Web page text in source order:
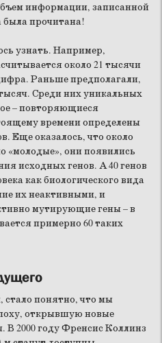
информации, записанной
была прочитана!
узнать. Например,
около 21 тысячи
Раньше предполагали,
тысяч. Среди них уникальных
– повторяющиеся
времени определены
Еще оказалось, что около
«молодые», они появились
исходных генов. А 40 генов
как биологического вида
их неактивными, и
мутирующие гены – в
примерно 60 таких
стало понятно, что мы
открывшую новые
В 2000 году Френсис Коллинз